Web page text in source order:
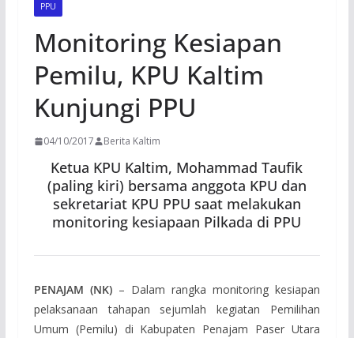
PPU
Monitoring Kesiapan
Pemilu, KPU Kaltim
Kunjungi PPU
04/10/2017 Berita Kaltim
Ketua KPU Kaltim, Mohammad Taufik
(paling kiri) bersama anggota KPU dan
sekretariat KPU PPU saat melakukan
monitoring kesiapaan Pilkada di PPU
PENAJAM (NK)– Dalam rangka monitoring kesiapan
pelaksanaan tahapan sejumlah kegiatan Pemilihan
Umum (Pemilu) di Kabupaten Penajam Paser Utara